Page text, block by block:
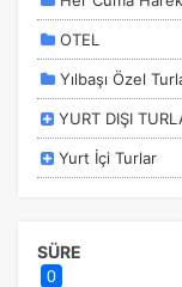
ÇEREZ
Çerez
Daha fazla bilgi
gizlilik koşullarını
Oturum
OTEL
Yılbaşı Özel
YURT DIŞI
Yurt İçi Turlar
SÜRE
0